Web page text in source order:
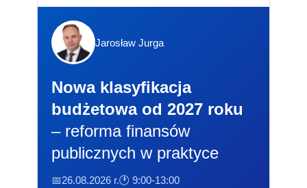
Jarosław Jurga
Nowa klasyfikacja
budżetowa od 2027 roku
– reforma finansów
publicznych w praktyce
📅26.08.2026 r.🕐 9:00-13:00